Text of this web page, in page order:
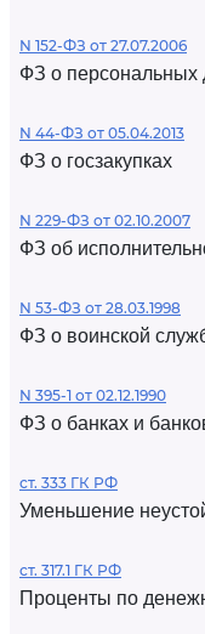
N 152-ФЗ от 27.07.2006
ФЗ о персональных
N 44-ФЗ от 05.04.2013
ФЗ о госзакупках
N 229-ФЗ от 02.10.2007
ФЗ об
N 53-ФЗ от 28.03.1998
ФЗ о воинской
N 395-1 от 02.12.1990
ФЗ о банках и
ст. 333 ГК РФ
Уменьшение
ст. 317.1 ГК РФ
Проценты по